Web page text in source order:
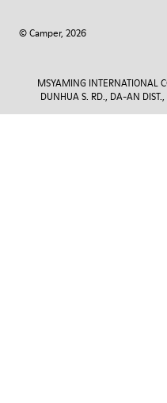
© Camper, 2026
MSYAMING INTERNATIONAL
DUNHUA S. RD., DA-AN